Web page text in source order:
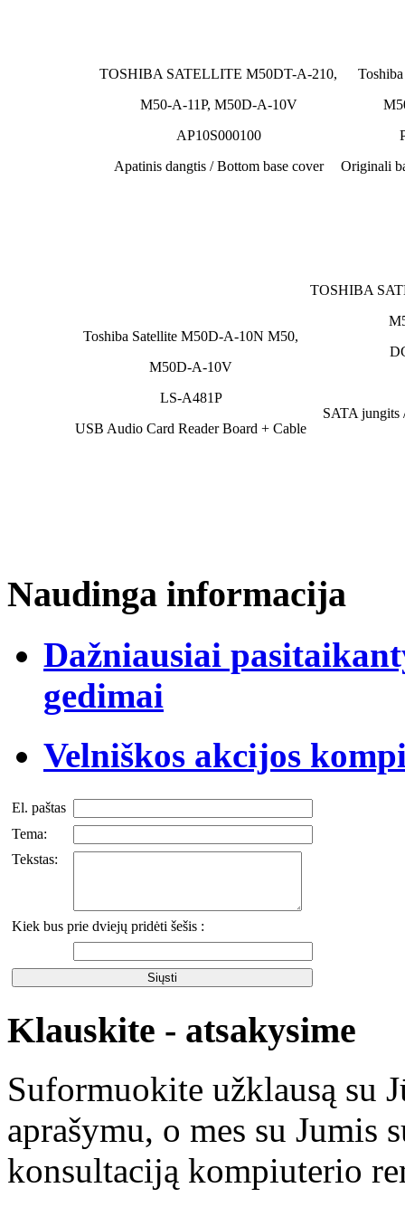
TOSHIBA SATELLITE M50DT-A-210,
M50-A-11P, M50D-A-10V
AP10S000100
Apatinis dangtis / Bottom base cover
Originali
Toshiba Satellite M50D-A-10N M50,
M50D-A-10V
LS-A481P
USB Audio Card Reader Board + Cable
TOSHIBA
SATA jungits
Naudinga informacija
Dažniausiai
gedimai
Velniškos akcijos
El. paštas
Tema:
Tekstas:
Kiek bus prie dviejų pridėti šešis :
Klauskite - atsakysime
Suformuokite užklausą su
aprašymu, o mes su Jumis
konsultaciją kompiuterio